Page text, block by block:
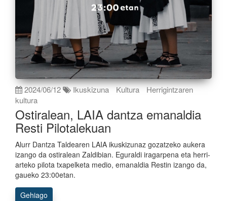
2024/06/12 Ikuskizuna Kultura
Herrigintzaren
kultura
Ostiralean, LAIA dantza emanaldia
Resti Pilotalekuan
Alurr Dantza Taldearen LAIA ikuskizunaz gozatzeko aukera
izango da ostiralean Zaldibian. Eguraldi iragarpena eta herri-
arteko pilota txapelketa medio, emanaldia Restin izango da,
gaueko 23:00etan.
Gehiago